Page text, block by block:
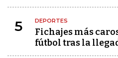
5 DEPORTES
Fichajes más
fútbol tras la